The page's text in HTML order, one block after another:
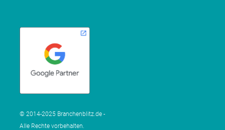
© 2014-2025 Branchenblitz.de -
Alle Rechte vorbehalten.